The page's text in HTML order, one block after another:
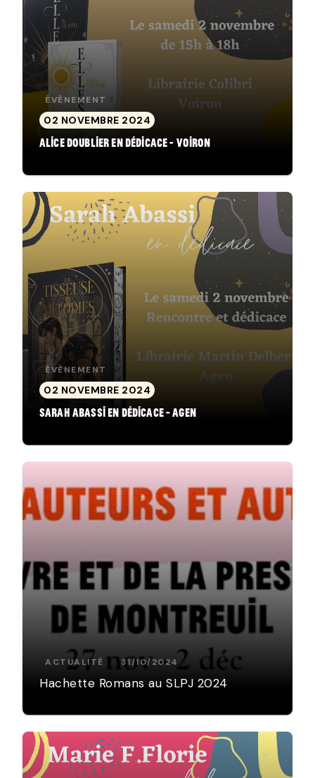
ÉVÈNEMENT
02 NOVEMBRE 2024
Alice Doublier en dédicace - Voiron
ÉVÈNEMENT
02 NOVEMBRE 2024
Sarah Abassi en dédicace - Agen
ACTUALITÉ 31/10/2024
Hachette Romans au SLPJ 2024